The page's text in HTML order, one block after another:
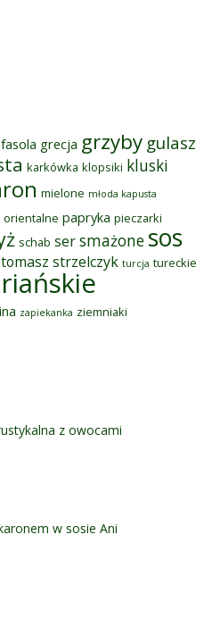
fasola grecja grzyby gulasz
karkówka klopsiki kluski
mielone młoda kapusta
orientalne papryka pieczarki
schab sersmażone sos
tomasz strzelczyk turcja tureckie
zapiekanka ziemniaki
z owocami
w sosie Ani